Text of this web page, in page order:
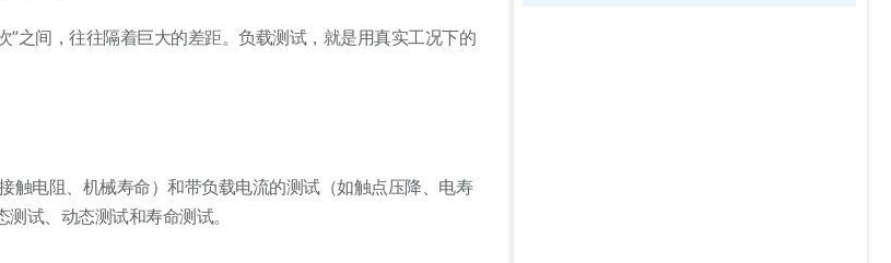
”之间，往往隔着巨大的差距。负载测试，就是用真实工况下的
触电阻、机械寿命）和带负载电流的测试（如触点压降、电寿
试、动态测试和寿命测试。